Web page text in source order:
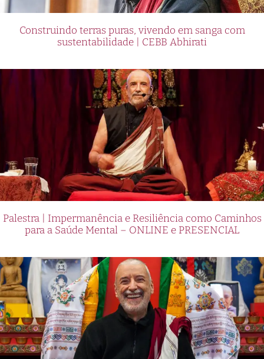
Construindo terras puras, vivendo em sanga com
sustentabilidade | CEBB Abhirati
Palestra | Impermanência e Resiliência como Caminhos
para a Saúde Mental – ONLINE e PRESENCIAL